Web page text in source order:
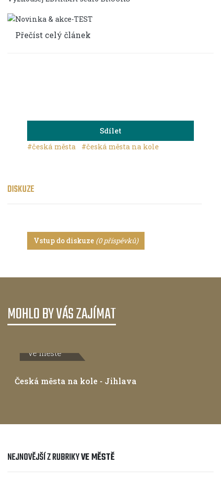
Přečíst celý článek
Sdílet
#česká města
#česká města na kole
DISKUZE
Vstup do diskuze (0 příspěvků)
MOHLO BY VÁS ZAJÍMAT
Ve městě
Česká města na kole - Jihlava
NEJNOVĚJŠÍ Z RUBRIKYVE MĚSTĚ